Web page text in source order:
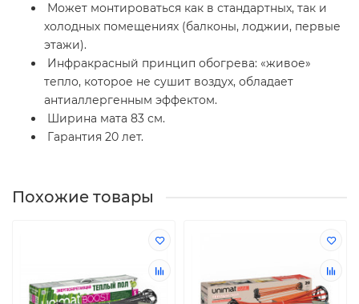
Может монтироваться как в стандартных, так и
холодных помещениях (балконы, лоджии, первые
этажи).
Инфракрасный принцип обогрева: «живое»
тепло, которое не сушит воздух, обладает
антиаллергенным эффектом.
Ширина мата 83 см.
Гарантия 20 лет.
Похожие товары